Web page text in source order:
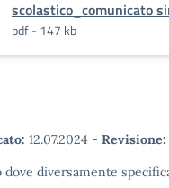
scolastico_comunicato
pdf - 147 kb
12.07.2024 - Revisione:
dove diversamente